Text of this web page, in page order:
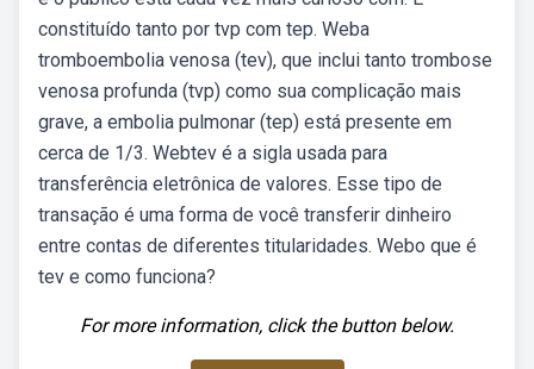
constituído tanto por tvp com tep. Weba
tromboembolia venosa (tev), que inclui tanto trombose
venosa profunda (tvp) como sua complicação mais
grave, a embolia pulmonar (tep) está presente em
cerca de 1/3. Webtev é a sigla usada para
transferência eletrônica de valores. Esse tipo de
transação é uma forma de você transferir dinheiro
entre contas de diferentes titularidades. Webo que é
tev e como funciona?
For more information, click the button below.